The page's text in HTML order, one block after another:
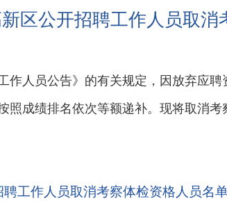
区公开招聘工作人员取
作人员公告》的有关规定，因放弃应
照成绩排名依次等额递补。现将取消
工作人员取消考察体检资格人员名